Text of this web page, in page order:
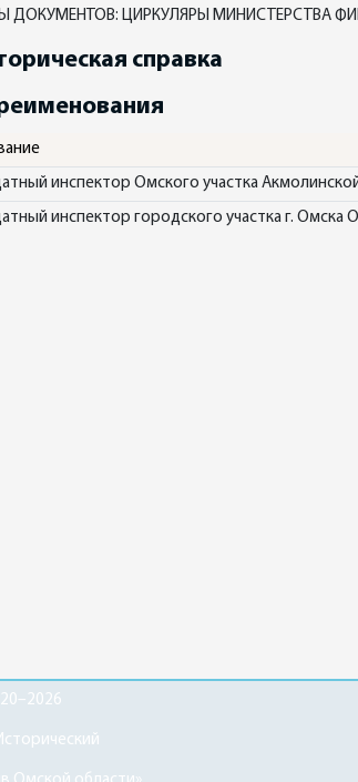
ДОКУМЕНТОВ: ЦИРКУЛЯРЫ МИНИСТЕРСТВА
справка
инспектор Омского участка
инспектор городского участка г. Омска